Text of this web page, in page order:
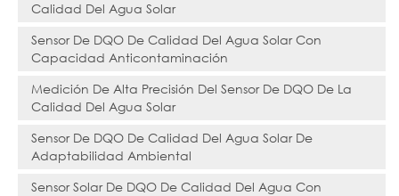
Calidad Del Agua Solar
Sensor De DQO De Calidad Del Agua Solar Con
Capacidad Anticontaminación
Medición De Alta Precisión Del Sensor De DQO De La
Calidad Del Agua Solar
Sensor De DQO De Calidad Del Agua Solar De
Adaptabilidad Ambiental
Sensor Solar De DQO De Calidad Del Agua Con